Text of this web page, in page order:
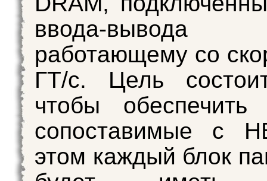
ввода-
работающему со
ГТ/с. Цель
чтобы обеспечить
сопоставимые с
этом каждый блок